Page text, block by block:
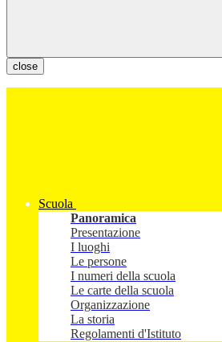
close
Scuola
Panoramica
Presentazione
I luoghi
Le persone
I numeri della scuola
Le carte della scuola
Organizzazione
La storia
Regolamenti d'Istituto